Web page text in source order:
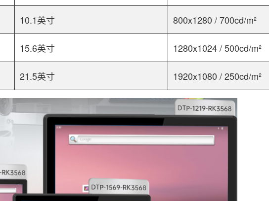
10.1英寸 800x1280 / 700cd/m²
15.6英寸 1280x1024 / 500cd/m²
21.5英寸 1920x1080 / 250cd/m²